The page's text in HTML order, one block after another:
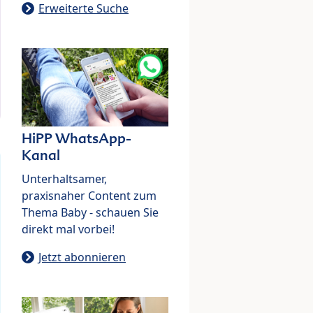
Erweiterte Suche
HiPP WhatsApp-
Kanal
Unterhaltsamer,
praxisnaher Content zum
Thema Baby - schauen Sie
direkt mal vorbei!
Jetzt abonnieren